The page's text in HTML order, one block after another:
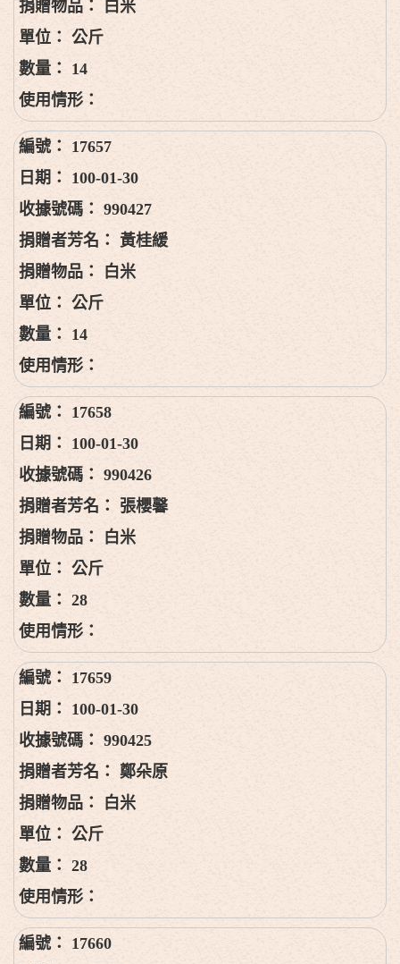
白米
公斤
14
17657
100-01-30
990427
黃桂緩
白米
公斤
14
17658
100-01-30
990426
張櫻馨
白米
公斤
28
17659
100-01-30
990425
鄭朵原
白米
公斤
28
17660